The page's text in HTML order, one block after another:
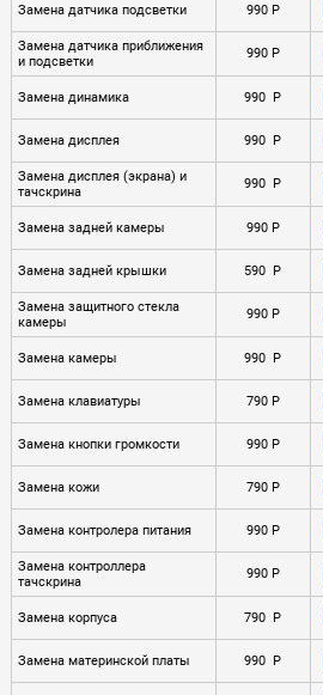
Замена датчика подсветки 990 P
Замена датчика приближения
и подсветки
990 P
Замена динамика 990 P
Замена дисплея 990 P
Замена дисплея (экрана) и
тачскрина
990 P
Замена задней камеры 990 P
Замена задней крышки 590 P
Замена защитного стекла
камеры
990 P
Замена камеры 990 P
Замена клавиатуры 790 P
Замена кнопки громкости 990 P
Замена кожи 790 P
Замена контролера питания 990 P
Замена контроллера
тачскрина
990 P
Замена корпуса 790 P
Замена материнской платы 990 P